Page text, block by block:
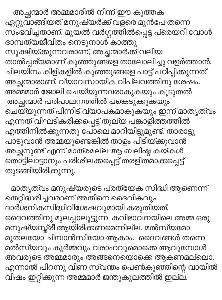
അച്ഛന്മാർ അമ്മമാരിൽ നിന്ന് ഈ കുത്തക
ഏറ്റുവാങ്ങിയത് മനുഷ്യർക്ക് വളരെ മുൻപേ തന്നെ
സംഭവിച്ചതാണ്. മുയൽ വർഗ്ഗത്തിൽപ്പെട്ട പ്രെയറി വോൾ
ദാമ്പത്യജീവിതം നെടുനാൾ കാത്തു
സൂക്ഷിയ്ക്കുന്നവരാണ്, അച്ഛന്മാർക്ക് വലിയ
താൽപ്പര്യമാണ് കുഞ്ഞുങ്ങളെ താലോലിച്ചു വളർത്താൻ.
ചിലയിനം കിളികളിൽ കുഞ്ഞുങ്ങളെ പാട്ട് പഠിപ്പിക്കുന്നത്
അച്ഛന്മാരാണ്. വ്യാവസായിക വിപ്ലവത്തിനു ശേഷം.
അമ്മമാർ ജോലി ചെയ്യുന്നവരാകുകയും കൂടുതൽ
അച്ഛന്മാർ പരിപാലനത്തിൽ പങ്കെടുക്കുകയും
ചെയ്യുന്നത് പിന്നീട് വ്യാപകമാകുകയും ഇന്ന് മാതൃത്വം
എന്നത് വിഘടീകരിക്കപ്പെട്ട് തുല്യ പങ്കാളിത്തത്തിൽ
എത്തിനിൽക്കുന്നതു പോലെ മാറിയിട്ടുമുണ്ട്. താരാട്ടു
പാടുവാൻ അമ്മയുണ്ടെങ്കിൽ താളം പിടിയ്ക്കുവാൻ
അച്ഛനുണ്ട് എന്ന് മാത്രമല്ല ആ ബലിഷ്ഠ കയ്കൾ
തൊട്ടിലാട്ടാനും പരിശീലക്കപ്പെട്ട് തരളിതമാക്കപ്പെട്ട്
തുടങ്ങിയിരിക്കുന്നു.
മാതൃത്വം മനുഷ്യരുടെ പ്രത്യേക സിദ്ധി ആണെന്ന്
തെറ്റിദ്ധരിച്ചവരാണ് അതിനെ ദൈവീകവും
ദാർശനികസിദ്ധിവിശേഷവുമായി കരുതിയത്.
ദൈവത്തിനു മുലപ്പാലൂട്ടുന്ന കവിഭാവനയിലെ അമ്മ ഒരു
മനുഷ്യസ്ത്രീ ആയിരിക്കണമെന്നില്ല. മൽസ്യമോ
മുതലയോ ചിമ്പാൻസിയോ ആകാം. ദൈവങ്ങൾ തന്നെ
മൽസ്യവും കൂർമ്മവും വരാഹവുമൊക്കെ ആവുമ്പോൾ
അവരുടെ അമ്മമാരും അങ്ങനെയൊക്കെ ആകണമല്ലൊ.
എന്നാൽ പിറന്നു വീണ സ്വന്തം പെൺകുഞ്ഞിന്റെ വായിൽ
വിഷം ഇറ്റിക്കുന്ന അമ്മമാർ ജന്തുകുലത്തിൽ ഇല്ല.